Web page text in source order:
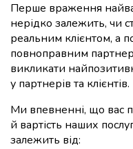
Перше враження
нерідко залежить, чи
реальним клієнтом, а
повноправним
викликати
у партнерів та клієнтів.
Ми впевненні, що вас
й вартість наших
залежить від: